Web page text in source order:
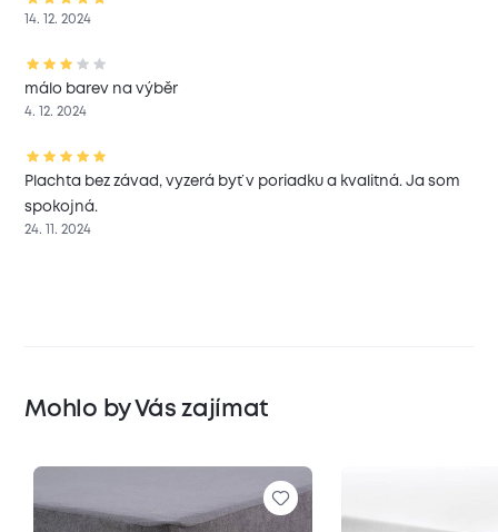
14. 12. 2024
málo barev na výběr
4. 12. 2024
Plachta bez závad, vyzerá byť v poriadku a kvalitná. Ja som
spokojná.
24. 11. 2024
Mohlo by Vás zajímat